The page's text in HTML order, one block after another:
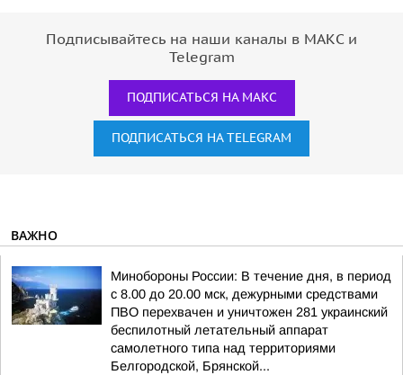
Подписывайтесь на наши каналы в МАКС и
Telegram
ПОДПИСАТЬСЯ НА МАКС
ПОДПИСАТЬСЯ НА TELEGRAM
ВАЖНО
Минобороны России: В течение дня, в период
с 8.00 до 20.00 мск, дежурными средствами
ПВО перехвачен и уничтожен 281 украинский
беспилотный летательный аппарат
самолетного типа над территориями
Белгородской, Брянской...